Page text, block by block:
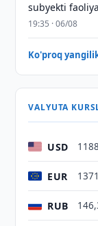
subyekti
19:35 · 06/08
Ko'proq
VALYUTA
USD
EUR
RUB